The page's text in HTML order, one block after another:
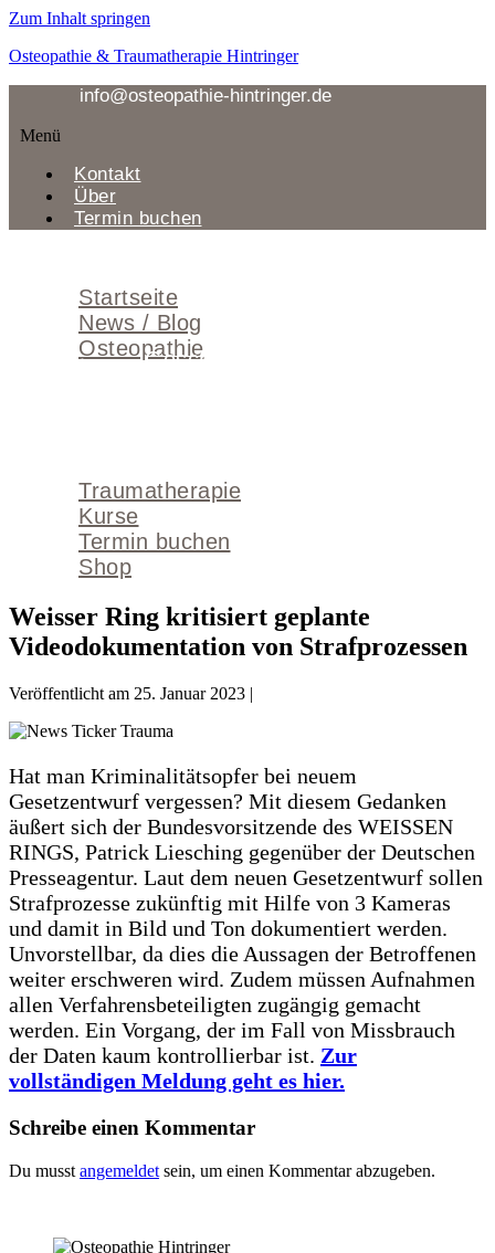
Zum Inhalt springen
Osteopathie & Traumatherapie Hintringer
info@osteopathie-hintringer.de
Menü
Kontakt
Über
Termin buchen
Startseite
News / Blog
Osteopathie
Geschichte
Traumatherapie
Kurse
Termin buchen
Shop
Weisser Ring kritisiert geplante
Videodokumentation von Strafprozessen
Veröffentlicht am 25. Januar 2023 |
Hat man Kriminalitätsopfer bei neuem
Gesetzentwurf vergessen? Mit diesem Gedanken
äußert sich der Bundesvorsitzende des WEISSEN
RINGS, Patrick Liesching gegenüber der Deutschen
Presseagentur. Laut dem neuen Gesetzentwurf sollen
Strafprozesse zukünftig mit Hilfe von 3 Kameras
und damit in Bild und Ton dokumentiert werden.
Unvorstellbar, da dies die Aussagen der Betroffenen
weiter erschweren wird. Zudem müssen Aufnahmen
allen Verfahrensbeteiligten zugängig gemacht
werden. Ein Vorgang, der im Fall von Missbrauch
der Daten kaum kontrollierbar ist. Zur
vollständigen Meldung geht es hier.
Schreibe einen Kommentar
Du musst angemeldet sein, um einen Kommentar abzugeben.